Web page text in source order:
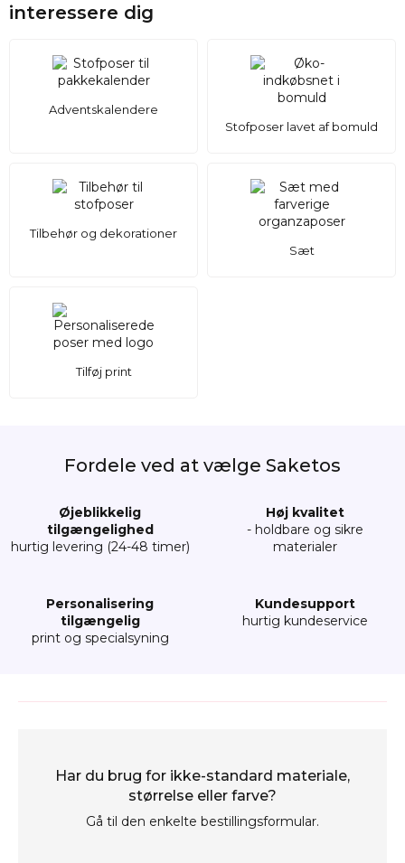
interessere dig
Adventskalendere
Stofposer lavet af bomuld
Tilbehør og dekorationer
Sæt
Tilføj print
Fordele ved at vælge Saketos
Øjeblikkelig
tilgængelighed
hurtig levering (24-48 timer)
Høj kvalitet
- holdbare og sikre
materialer
Personalisering
tilgængelig
print og specialsyning
Kundesupport
hurtig kundeservice
Har du brug for ikke-standard materiale,
størrelse eller farve?
Gå til den enkelte bestillingsformular.